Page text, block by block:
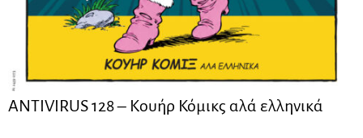
ANTIVIRUS 128 – Kουήρ Κόμικς αλά ελληνικά